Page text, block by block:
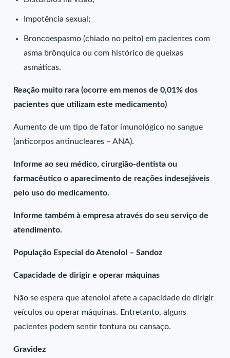
Impotência sexual;
Broncoespasmo (chiado no peito) em pacientes com
asma brônquica ou com histórico de queixas
asmáticas.
Reação muito rara (ocorre em menos de 0,01% dos
pacientes que utilizam este medicamento)
Aumento de um tipo de fator imunológico no sangue
(anticorpos antinucleares – ANA).
Informe ao seu médico, cirurgião-dentista ou
farmacêutico o aparecimento de reações indesejáveis
pelo uso do medicamento.
Informe também à empresa através do seu serviço de
atendimento.
População Especial do Atenolol – Sandoz
Capacidade de dirigir e operar máquinas
Não se espera que atenolol afete a capacidade de dirigir
veículos ou operar máquinas. Entretanto, alguns
pacientes podem sentir tontura ou cansaço.
Gravidez